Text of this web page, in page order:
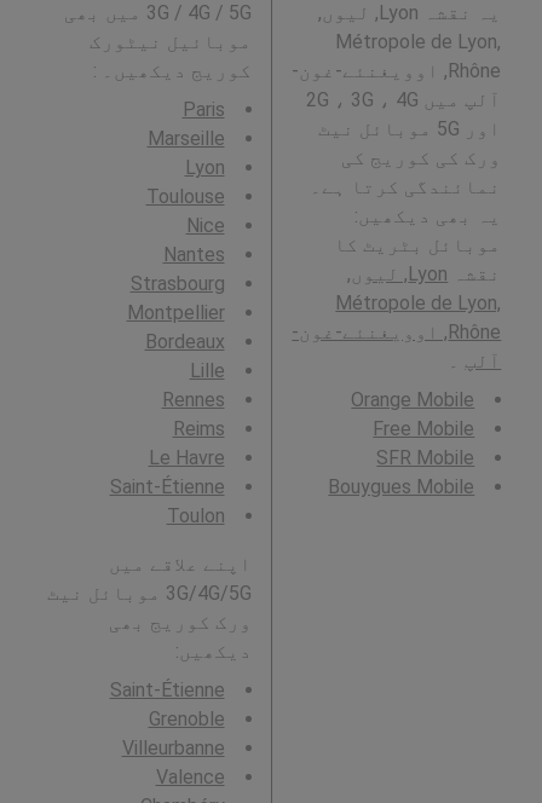
یہ نقشہ Lyon, لیوں,
Métropole de Lyon,
Rhône, اوویغنئے-غون-
آلپ میں 2G ، 3G ، 4G
اور 5G موبائل نیٹ
ورک کی کوریج کی
نمائندگی کرتا ہے۔
یہ بھی دیکھیں:
موبائل بٹریٹ کا
نقشہ
Lyon, لیوں,
Métropole de Lyon,
Rhône, اوویغنئے-غون-
آلپ ۔
Orange Mobile
Free Mobile
SFR Mobile
Bouygues Mobile
3G / 4G / 5G میں بھی
موبائیل نیٹورک
کوریج دیکھیں۔ :
Paris
Marseille
Lyon
Toulouse
Nice
Nantes
Strasbourg
Montpellier
Bordeaux
Lille
Rennes
Reims
Le Havre
Saint-Étienne
Toulon
اپنے علاقے میں
3G/4G/5G موبائل نیٹ
ورک کوریج بھی
دیکھیں:
Saint-Étienne
Grenoble
Villeurbanne
Valence